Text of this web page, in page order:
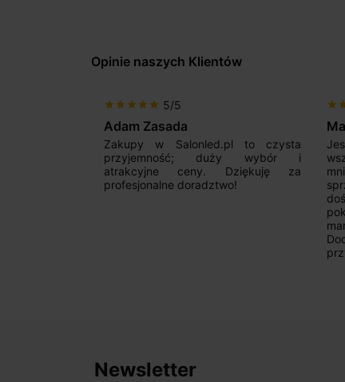
Opinie naszych Klientów
star star star star star 5/5
Adam Zasada
Zakupy w Salonled.pl to czysta
przyjemność; duży wybór i
atrakcyjne ceny. Dziękuję za
profesjonalne doradztwo!
star
Newsletter